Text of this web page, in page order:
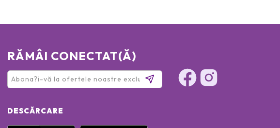
RĂMÂI CONECTAT(Ă)
DESCĂRCARE